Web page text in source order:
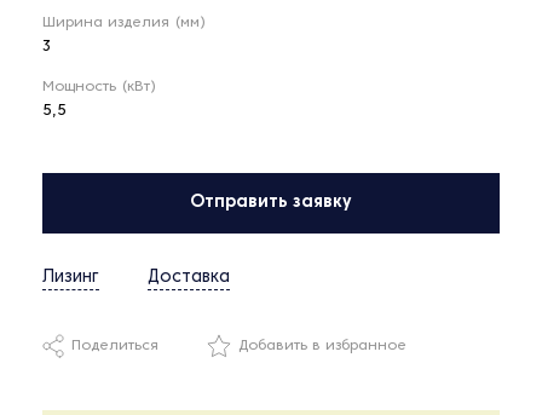
Ширина изделия (мм)
3
Мощность (кВт)
5,5
Отправить заявку
Лизинг Доставка
Поделиться Добавить в избранное